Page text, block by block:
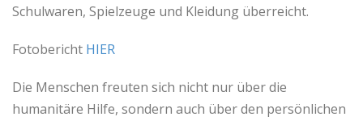
Schulwaren, Spielzeuge und Kleidung überreicht.
Fotobericht HIER
Die Menschen freuten sich nicht nur über die
humanitäre Hilfe, sondern auch über den persönlichen